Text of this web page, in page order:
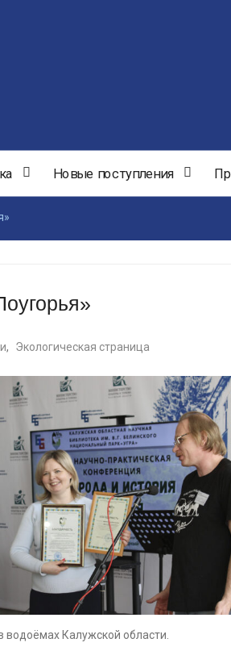
Новые поступления
, Экологическая страница
водоёмах Калужской области.